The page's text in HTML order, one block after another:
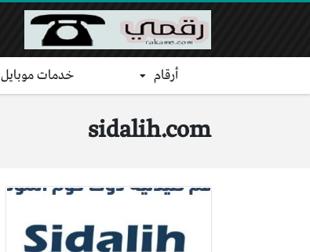
أرقام خدمات موبايل
sidalih.com